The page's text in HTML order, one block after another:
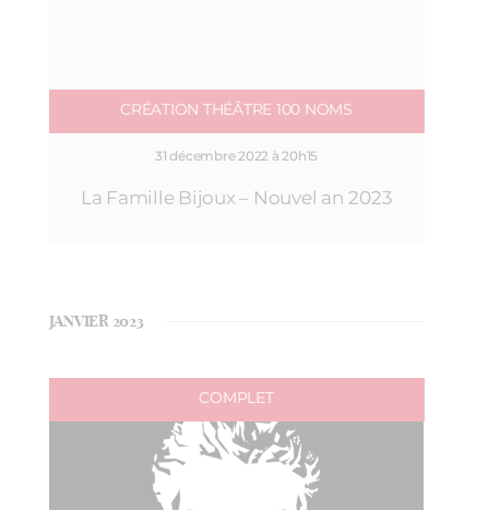
CRÉATION THÉÂTRE 100 NOMS
31 décembre 2022 à 20h15
La Famille Bijoux – Nouvel an 2023
JANVIER 2023
COMPLET